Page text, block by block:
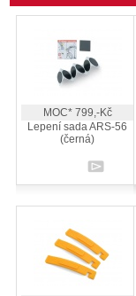
MOC* 799,-Kč
Lepení sada ARS-56
(černá)